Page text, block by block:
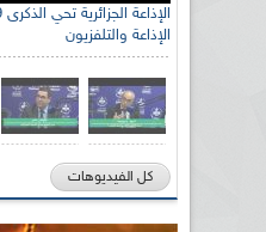
الإذاعة والتلفزيون
كل الفيديوهات